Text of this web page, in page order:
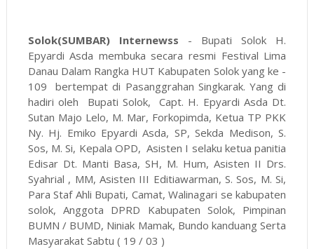
Solok(SUMBAR) Internewss - Bupati Solok H.
Epyardi Asda membuka secara resmi Festival Lima
Danau Dalam Rangka HUT Kabupaten Solok yang ke -
109 bertempat di Pasanggrahan Singkarak. Yang di
hadiri oleh Bupati Solok, Capt. H. Epyardi Asda Dt.
Sutan Majo Lelo, M. Mar, Forkopimda, Ketua TP PKK
Ny. Hj. Emiko Epyardi Asda, SP, Sekda Medison, S.
Sos, M. Si, Kepala OPD, Asisten I selaku ketua panitia
Edisar Dt. Manti Basa, SH, M. Hum, Asisten II Drs.
Syahrial , MM, Asisten III Editiawarman, S. Sos, M. Si,
Para Staf Ahli Bupati, Camat, Walinagari se kabupaten
solok, Anggota DPRD Kabupaten Solok, Pimpinan
BUMN / BUMD, Niniak Mamak, Bundo kanduang Serta
Masyarakat Sabtu ( 19 / 03 )